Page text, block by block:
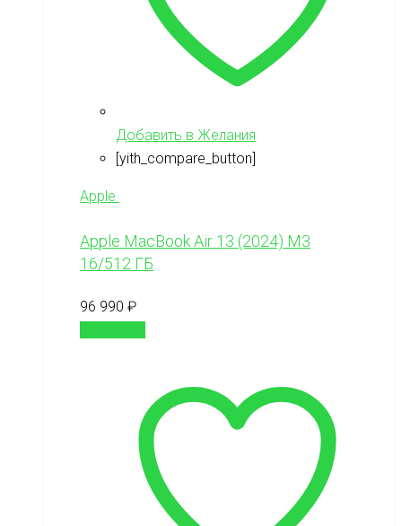
Добавить в Желания
[yith_compare_button]
Apple
Apple MacBook Air 13 (2024) M3
16/512 ГБ
96 990 ₽